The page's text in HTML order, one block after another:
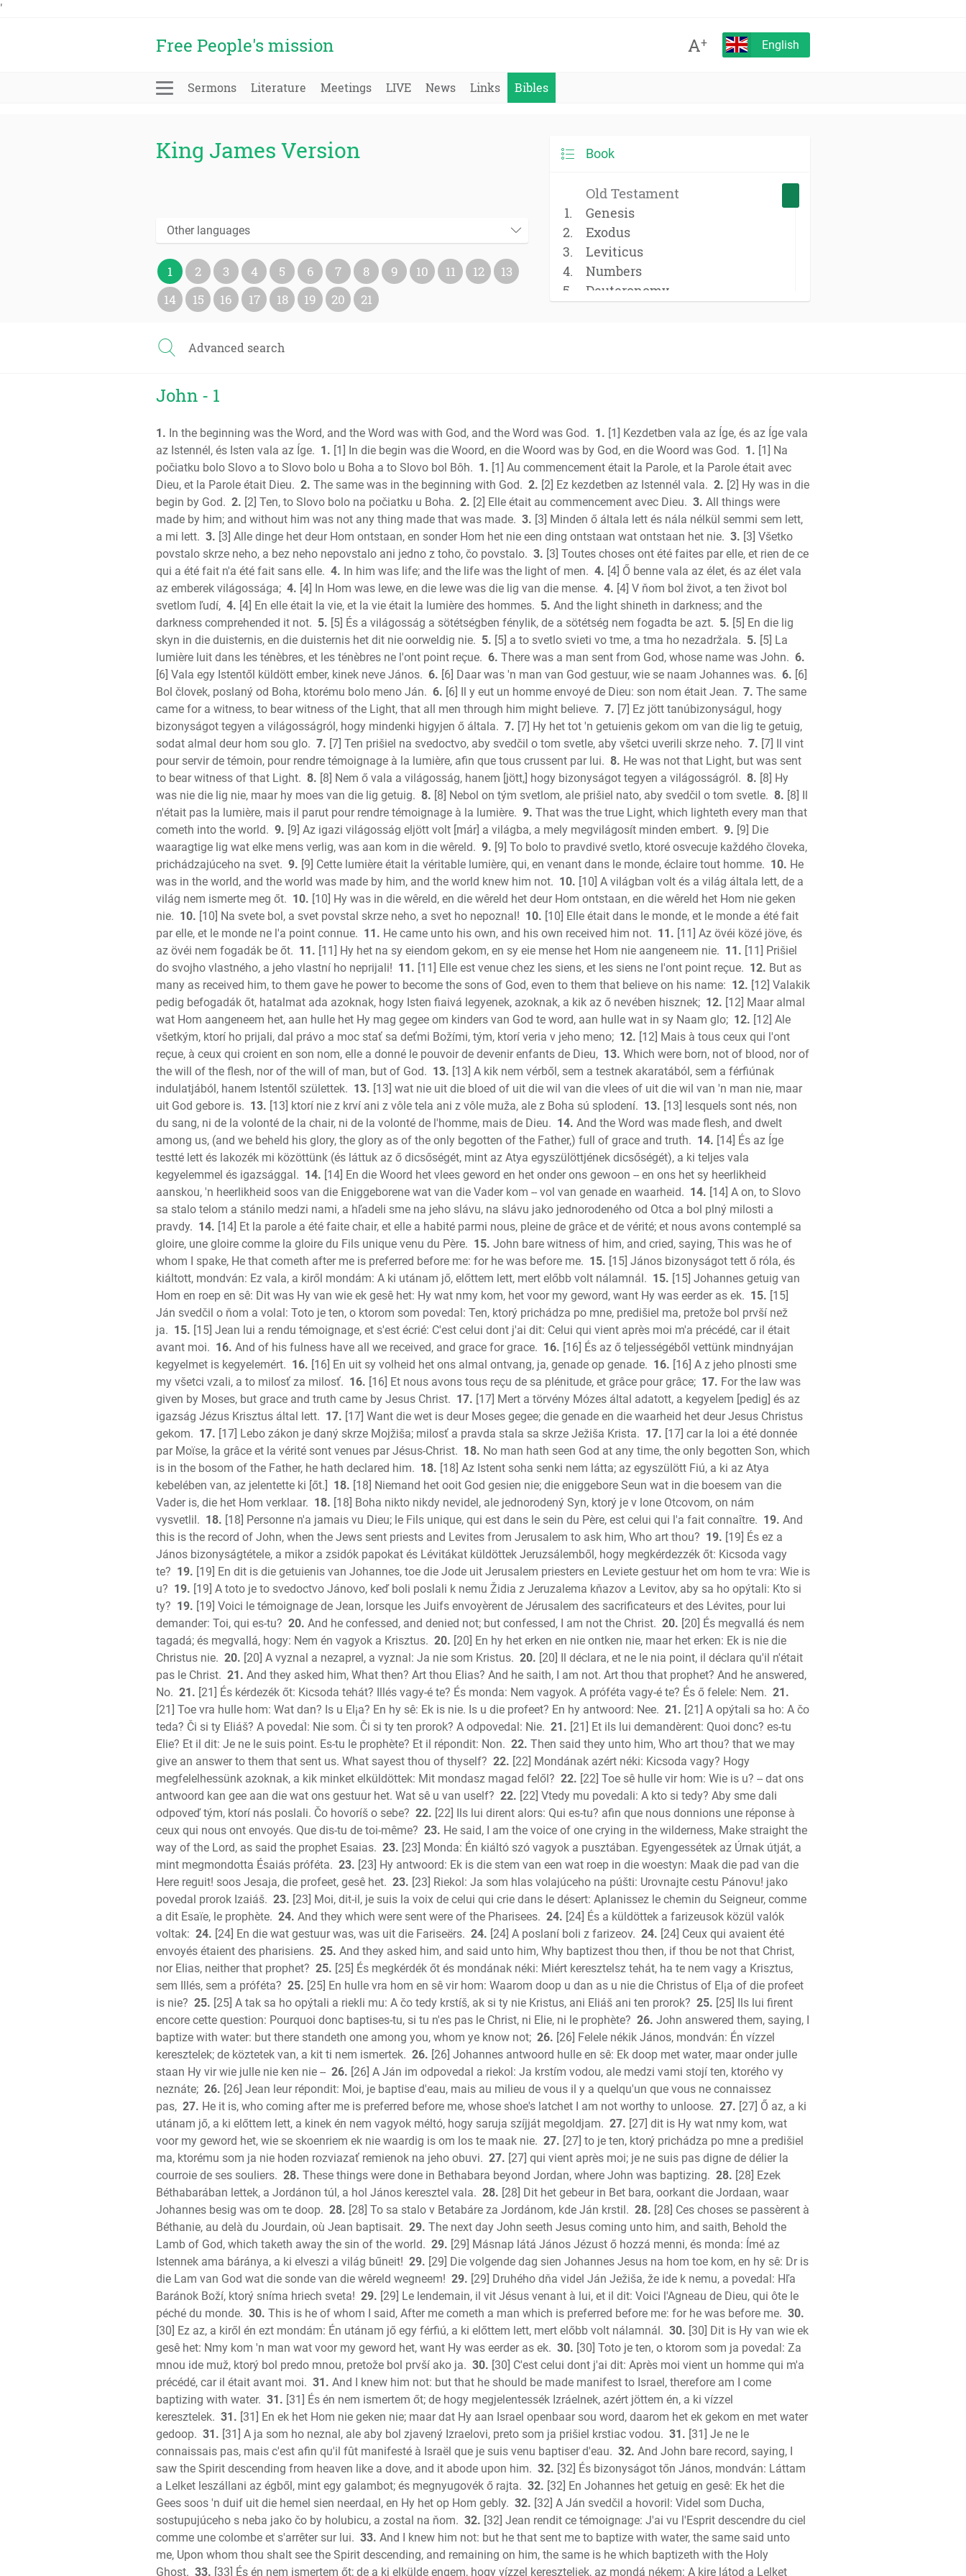
'
Free People's mission A+ English
Sermons Literature Meetings LIVE News Links Bibles
King James Version
Other languages
1 2 3 4 5 6 7 8 9 10 11 12
13
14
15 16 17 18 19 20 21
Book
Old Testament
Genesis
Exodus
Leviticus
Numbers
Deuteronomy
2 Kings
1 Chronicles
2 Chronicles
Ezra
Nehemiah
Esther
Job
Psalms
Proverbs
Ecclesiastes
S of Solomon
Isaiah
Jeremiah
Lamentations
Ezekiel
Daniel
Hosea
Joel
Amos
Obadiah
Jonah
Micah
Nahum
Habakkuk
Zephaniah
Haggai
Zechariah
New Testament
Malachi
Matthew
Mark
Luke
John
Acts
Romans
1 Corinthians
2 Corinthians
Galatians
Ephesians
Phillipians
Colossians
1 Thess.
2 Thess.
1 Timothy
2 Timothy
Titus
Philemon
Hebrews
James
1 Peter
2 Peter
1 John
2 John
3 John
Jude
Revelation
Advanced search
John - 1
1. In the beginning was the Word, and the Word was with God, and the Word was God. 1. [1] Kezdetben vala az Íge, és az Íge vala
az Istennél, és Isten vala az Íge. 1. [1] In die begin was die Woord, en die Woord was by God, en die Woord was God. 1. [1] Na
počiatku bolo Slovo a to Slovo bolo u Boha a to Slovo bol Bôh. 1. [1] Au commencement était la Parole, et la Parole était avec
Dieu, et la Parole était Dieu. 2. The same was in the beginning with God. 2. [2] Ez kezdetben az Istennél vala. 2. [2] Hy was in die
begin by God. 2. [2] Ten, to Slovo bolo na počiatku u Boha. 2. [2] Elle était au commencement avec Dieu. 3. All things were
made by him; and without him was not any thing made that was made. 3. [3] Minden ő általa lett és nála nélkül semmi sem lett,
a mi lett. 3. [3] Alle dinge het deur Hom ontstaan, en sonder Hom het nie een ding ontstaan wat ontstaan het nie. 3. [3] Všetko
povstalo skrze neho, a bez neho nepovstalo ani jedno z toho, čo povstalo. 3. [3] Toutes choses ont été faites par elle, et rien de ce
qui a été fait n'a été fait sans elle. 4. In him was life; and the life was the light of men. 4. [4] Ő benne vala az élet, és az élet vala
az emberek világossága; 4. [4] In Hom was lewe, en die lewe was die lig van die mense. 4. [4] V ňom bol život, a ten život bol
svetlom ľudí, 4. [4] En elle était la vie, et la vie était la lumière des hommes. 5. And the light shineth in darkness; and the
darkness comprehended it not. 5. [5] És a világosság a sötétségben fénylik, de a sötétség nem fogadta be azt. 5. [5] En die lig
skyn in die duisternis, en die duisternis het dit nie oorweldig nie. 5. [5] a to svetlo svieti vo tme, a tma ho nezadržala. 5. [5] La
lumière luit dans les ténèbres, et les ténèbres ne l'ont point reçue. 6. There was a man sent from God, whose name was John. 6.
[6] Vala egy Istentől küldött ember, kinek neve János. 6. [6] Daar was 'n man van God gestuur, wie se naam Johannes was. 6. [6]
Bol človek, poslaný od Boha, ktorému bolo meno Ján. 6. [6] Il y eut un homme envoyé de Dieu: son nom était Jean. 7. The same
came for a witness, to bear witness of the Light, that all men through him might believe. 7. [7] Ez jött tanúbizonyságul, hogy
bizonyságot tegyen a világosságról, hogy mindenki higyjen ő általa. 7. [7] Hy het tot 'n getuienis gekom om van die lig te getuig,
sodat almal deur hom sou glo. 7. [7] Ten prišiel na svedoctvo, aby svedčil o tom svetle, aby všetci uverili skrze neho. 7. [7] Il vint
pour servir de témoin, pour rendre témoignage à la lumière, afin que tous crussent par lui. 8. He was not that Light, but was sent
to bear witness of that Light. 8. [8] Nem ő vala a világosság, hanem [jött,] hogy bizonyságot tegyen a világosságról. 8. [8] Hy
was nie die lig nie, maar hy moes van die lig getuig. 8. [8] Nebol on tým svetlom, ale prišiel nato, aby svedčil o tom svetle. 8. [8] Il
n'était pas la lumière, mais il parut pour rendre témoignage à la lumière. 9. That was the true Light, which lighteth every man that
cometh into the world. 9. [9] Az igazi világosság eljött volt [már] a világba, a mely megvilágosít minden embert. 9. [9] Die
waaragtige lig wat elke mens verlig, was aan kom in die wêreld. 9. [9] To bolo to pravdivé svetlo, ktoré osvecuje každého človeka,
prichádzajúceho na svet. 9. [9] Cette lumière était la véritable lumière, qui, en venant dans le monde, éclaire tout homme. 10. He
was in the world, and the world was made by him, and the world knew him not. 10. [10] A világban volt és a világ általa lett, de a
világ nem ismerte meg őt. 10. [10] Hy was in die wêreld, en die wêreld het deur Hom ontstaan, en die wêreld het Hom nie geken
nie. 10. [10] Na svete bol, a svet povstal skrze neho, a svet ho nepoznal! 10. [10] Elle était dans le monde, et le monde a été fait
par elle, et le monde ne l'a point connue. 11. He came unto his own, and his own received him not. 11. [11] Az övéi közé jöve, és
az övéi nem fogadák be őt. 11. [11] Hy het na sy eiendom gekom, en sy eie mense het Hom nie aangeneem nie. 11. [11] Prišiel
do svojho vlastného, a jeho vlastní ho neprijali! 11. [11] Elle est venue chez les siens, et les siens ne l'ont point reçue. 12. But as
many as received him, to them gave he power to become the sons of God, even to them that believe on his name: 12. [12] Valakik
pedig befogadák őt, hatalmat ada azoknak, hogy Isten fiaivá legyenek, azoknak, a kik az ő nevében hisznek; 12. [12] Maar almal
wat Hom aangeneem het, aan hulle het Hy mag gegee om kinders van God te word, aan hulle wat in sy Naam glo; 12. [12] Ale
všetkým, ktorí ho prijali, dal právo a moc stať sa deťmi Božími, tým, ktorí veria v jeho meno; 12. [12] Mais à tous ceux qui l'ont
reçue, à ceux qui croient en son nom, elle a donné le pouvoir de devenir enfants de Dieu, 13. Which were born, not of blood, nor of
the will of the flesh, nor of the will of man, but of God. 13. [13] A kik nem vérből, sem a testnek akaratából, sem a férfiúnak
indulatjából, hanem Istentől születtek. 13. [13] wat nie uit die bloed of uit die wil van die vlees of uit die wil van 'n man nie, maar
uit God gebore is. 13. [13] ktorí nie z krví ani z vôle tela ani z vôle muža, ale z Boha sú splodení. 13. [13] lesquels sont nés, non
du sang, ni de la volonté de la chair, ni de la volonté de l'homme, mais de Dieu. 14. And the Word was made flesh, and dwelt
among us, (and we beheld his glory, the glory as of the only begotten of the Father,) full of grace and truth. 14. [14] És az Íge
testté lett és lakozék mi közöttünk (és láttuk az ő dicsőségét, mint az Atya egyszülöttjének dicsőségét), a ki teljes vala
kegyelemmel és igazsággal. 14. [14] En die Woord het vlees geword en het onder ons gewoon -- en ons het sy heerlikheid
aanskou, 'n heerlikheid soos van die Eniggeborene wat van die Vader kom -- vol van genade en waarheid. 14. [14] A on, to Slovo
sa stalo telom a stánilo medzi nami, a hľadeli sme na jeho slávu, na slávu jako jednorodeného od Otca a bol plný milosti a
pravdy. 14. [14] Et la parole a été faite chair, et elle a habité parmi nous, pleine de grâce et de vérité; et nous avons contemplé sa
gloire, une gloire comme la gloire du Fils unique venu du Père. 15. John bare witness of him, and cried, saying, This was he of
whom I spake, He that cometh after me is preferred before me: for he was before me. 15. [15] János bizonyságot tett ő róla, és
kiáltott, mondván: Ez vala, a kiről mondám: A ki utánam jő, előttem lett, mert előbb volt nálamnál. 15. [15] Johannes getuig van
Hom en roep en sê: Dit was Hy van wie ek gesê het: Hy wat nmy kom, het voor my geword, want Hy was eerder as ek. 15. [15]
Ján svedčil o ňom a volal: Toto je ten, o ktorom som povedal: Ten, ktorý prichádza po mne, predišiel ma, pretože bol prvší než
ja. 15. [15] Jean lui a rendu témoignage, et s'est écrié: C'est celui dont j'ai dit: Celui qui vient après moi m'a précédé, car il était
avant moi. 16. And of his fulness have all we received, and grace for grace. 16. [16] És az ő teljességéből vettünk mindnyájan
kegyelmet is kegyelemért. 16. [16] En uit sy volheid het ons almal ontvang, ja, genade op genade. 16. [16] A z jeho plnosti sme
my všetci vzali, a to milosť za milosť. 16. [16] Et nous avons tous reçu de sa plénitude, et grâce pour grâce; 17. For the law was
given by Moses, but grace and truth came by Jesus Christ. 17. [17] Mert a törvény Mózes által adatott, a kegyelem [pedig] és az
igazság Jézus Krisztus által lett. 17. [17] Want die wet is deur Moses gegee; die genade en die waarheid het deur Jesus Christus
gekom. 17. [17] Lebo zákon je daný skrze Mojžiša; milosť a pravda stala sa skrze Ježiša Krista. 17. [17] car la loi a été donnée
par Moïse, la grâce et la vérité sont venues par Jésus-Christ. 18. No man hath seen God at any time, the only begotten Son, which
is in the bosom of the Father, he hath declared him. 18. [18] Az Istent soha senki nem látta; az egyszülött Fiú, a ki az Atya
kebelében van, az jelentette ki [őt.] 18. [18] Niemand het ooit God gesien nie; die eniggebore Seun wat in die boesem van die
Vader is, die het Hom verklaar. 18. [18] Boha nikto nikdy nevidel, ale jednorodený Syn, ktorý je v lone Otcovom, on nám
vysvetlil. 18. [18] Personne n'a jamais vu Dieu; le Fils unique, qui est dans le sein du Père, est celui qui l'a fait connaître. 19. And
this is the record of John, when the Jews sent priests and Levites from Jerusalem to ask him, Who art thou? 19. [19] És ez a
János bizonyságtétele, a mikor a zsidók papokat és Lévitákat küldöttek Jeruzsálemből, hogy megkérdezzék őt: Kicsoda vagy
te? 19. [19] En dit is die getuienis van Johannes, toe die Jode uit Jerusalem priesters en Leviete gestuur het om hom te vra: Wie is
u? 19. [19] A toto je to svedoctvo Jánovo, keď boli poslali k nemu Židia z Jeruzalema kňazov a Levitov, aby sa ho opýtali: Kto si
ty? 19. [19] Voici le témoignage de Jean, lorsque les Juifs envoyèrent de Jérusalem des sacrificateurs et des Lévites, pour lui
demander: Toi, qui es-tu? 20. And he confessed, and denied not; but confessed, I am not the Christ. 20. [20] És megvallá és nem
tagadá; és megvallá, hogy: Nem én vagyok a Krisztus. 20. [20] En hy het erken en nie ontken nie, maar het erken: Ek is nie die
Christus nie. 20. [20] A vyznal a nezaprel, a vyznal: Ja nie som Kristus. 20. [20] Il déclara, et ne le nia point, il déclara qu'il n'était
pas le Christ. 21. And they asked him, What then? Art thou Elias? And he saith, I am not. Art thou that prophet? And he answered,
No. 21. [21] És kérdezék őt: Kicsoda tehát? Illés vagy-é te? És monda: Nem vagyok. A próféta vagy-é te? És ő felele: Nem. 21.
[21] Toe vra hulle hom: Wat dan? Is u El¡a? En hy sê: Ek is nie. Is u die profeet? En hy antwoord: Nee. 21. [21] A opýtali sa ho: A čo
teda? Či si ty Eliáš? A povedal: Nie som. Či si ty ten prorok? A odpovedal: Nie. 21. [21] Et ils lui demandèrent: Quoi donc? es-tu
Elie? Et il dit: Je ne le suis point. Es-tu le prophète? Et il répondit: Non. 22. Then said they unto him, Who art thou? that we may
give an answer to them that sent us. What sayest thou of thyself? 22. [22] Mondának azért néki: Kicsoda vagy? Hogy
megfelelhessünk azoknak, a kik minket elküldöttek: Mit mondasz magad felől? 22. [22] Toe sê hulle vir hom: Wie is u? -- dat ons
antwoord kan gee aan die wat ons gestuur het. Wat sê u van uself? 22. [22] Vtedy mu povedali: A kto si tedy? Aby sme dali
odpoveď tým, ktorí nás poslali. Čo hovoríš o sebe? 22. [22] Ils lui dirent alors: Qui es-tu? afin que nous donnions une réponse à
ceux qui nous ont envoyés. Que dis-tu de toi-même? 23. He said, I am the voice of one crying in the wilderness, Make straight the
way of the Lord, as said the prophet Esaias. 23. [23] Monda: Én kiáltó szó vagyok a pusztában. Egyengessétek az Úrnak útját, a
mint megmondotta Ésaiás próféta. 23. [23] Hy antwoord: Ek is die stem van een wat roep in die woestyn: Maak die pad van die
Here reguit! soos Jesaja, die profeet, gesê het. 23. [23] Riekol: Ja som hlas volajúceho na púšti: Urovnajte cestu Pánovu! jako
povedal prorok Izaiáš. 23. [23] Moi, dit-il, je suis la voix de celui qui crie dans le désert: Aplanissez le chemin du Seigneur, comme
a dit Esaïe, le prophète. 24. And they which were sent were of the Pharisees. 24. [24] És a küldöttek a farizeusok közül valók
voltak: 24. [24] En die wat gestuur was, was uit die Fariseërs. 24. [24] A poslaní boli z farizeov. 24. [24] Ceux qui avaient été
envoyés étaient des pharisiens. 25. And they asked him, and said unto him, Why baptizest thou then, if thou be not that Christ,
nor Elias, neither that prophet? 25. [25] És megkérdék őt és mondának néki: Miért keresztelsz tehát, ha te nem vagy a Krisztus,
sem Illés, sem a próféta? 25. [25] En hulle vra hom en sê vir hom: Waarom doop u dan as u nie die Christus of El¡a of die profeet
is nie? 25. [25] A tak sa ho opýtali a riekli mu: A čo tedy krstíš, ak si ty nie Kristus, ani Eliáš ani ten prorok? 25. [25] Ils lui firent
encore cette question: Pourquoi donc baptises-tu, si tu n'es pas le Christ, ni Elie, ni le prophète? 26. John answered them, saying, I
baptize with water: but there standeth one among you, whom ye know not; 26. [26] Felele nékik János, mondván: Én vízzel
keresztelek; de köztetek van, a kit ti nem ismertek. 26. [26] Johannes antwoord hulle en sê: Ek doop met water, maar onder julle
staan Hy vir wie julle nie ken nie -- 26. [26] A Ján im odpovedal a riekol: Ja krstím vodou, ale medzi vami stojí ten, ktorého vy
neznáte; 26. [26] Jean leur répondit: Moi, je baptise d'eau, mais au milieu de vous il y a quelqu'un que vous ne connaissez
pas, 27. He it is, who coming after me is preferred before me, whose shoe's latchet I am not worthy to unloose. 27. [27] Ő az, a ki
utánam jő, a ki előttem lett, a kinek én nem vagyok méltó, hogy saruja szíjját megoldjam. 27. [27] dit is Hy wat nmy kom, wat
voor my geword het, wie se skoenriem ek nie waardig is om los te maak nie. 27. [27] to je ten, ktorý prichádza po mne a predišiel
ma, ktorému som ja nie hoden rozviazať remienok na jeho obuvi. 27. [27] qui vient après moi; je ne suis pas digne de délier la
courroie de ses souliers. 28. These things were done in Bethabara beyond Jordan, where John was baptizing. 28. [28] Ezek
Béthabarában lettek, a Jordánon túl, a hol János keresztel vala. 28. [28] Dit het gebeur in Bet bara, oorkant die Jordaan, waar
Johannes besig was om te doop. 28. [28] To sa stalo v Betabáre za Jordánom, kde Ján krstil. 28. [28] Ces choses se passèrent à
Béthanie, au delà du Jourdain, où Jean baptisait. 29. The next day John seeth Jesus coming unto him, and saith, Behold the
Lamb of God, which taketh away the sin of the world. 29. [29] Másnap látá János Jézust ő hozzá menni, és monda: Ímé az
Istennek ama báránya, a ki elveszi a világ bűneit! 29. [29] Die volgende dag sien Johannes Jesus na hom toe kom, en hy sê: Dr is
die Lam van God wat die sonde van die wêreld wegneem! 29. [29] Druhého dňa videl Ján Ježiša, že ide k nemu, a povedal: Hľa
Baránok Boží, ktorý sníma hriech sveta! 29. [29] Le lendemain, il vit Jésus venant à lui, et il dit: Voici l'Agneau de Dieu, qui ôte le
péché du monde. 30. This is he of whom I said, After me cometh a man which is preferred before me: for he was before me. 30.
[30] Ez az, a kiről én ezt mondám: Én utánam jő egy férfiú, a ki előttem lett, mert előbb volt nálamnál. 30. [30] Dit is Hy van wie ek
gesê het: Nmy kom 'n man wat voor my geword het, want Hy was eerder as ek. 30. [30] Toto je ten, o ktorom som ja povedal: Za
mnou ide muž, ktorý bol predo mnou, pretože bol prvší ako ja. 30. [30] C'est celui dont j'ai dit: Après moi vient un homme qui m'a
précédé, car il était avant moi. 31. And I knew him not: but that he should be made manifest to Israel, therefore am I come
baptizing with water. 31. [31] És én nem ismertem őt; de hogy megjelentessék Izráelnek, azért jöttem én, a ki vízzel
keresztelek. 31. [31] En ek het Hom nie geken nie; maar dat Hy aan Israel openbaar sou word, daarom het ek gekom en met water
gedoop. 31. [31] A ja som ho neznal, ale aby bol zjavený Izraelovi, preto som ja prišiel krstiac vodou. 31. [31] Je ne le
connaissais pas, mais c'est afin qu'il fût manifesté à Israël que je suis venu baptiser d'eau. 32. And John bare record, saying, I
saw the Spirit descending from heaven like a dove, and it abode upon him. 32. [32] És bizonyságot tőn János, mondván: Láttam
a Lelket leszállani az égből, mint egy galambot; és megnyugovék ő rajta. 32. [32] En Johannes het getuig en gesê: Ek het die
Gees soos 'n duif uit die hemel sien neerdaal, en Hy het op Hom gebly. 32. [32] A Ján svedčil a hovoril: Videl som Ducha,
sostupujúceho s neba jako čo by holubicu, a zostal na ňom. 32. [32] Jean rendit ce témoignage: J'ai vu l'Esprit descendre du ciel
comme une colombe et s'arrêter sur lui. 33. And I knew him not: but he that sent me to baptize with water, the same said unto
me, Upon whom thou shalt see the Spirit descending, and remaining on him, the same is he which baptizeth with the Holy
Ghost. 33. [33] És én nem ismertem őt; de a ki elkülde engem, hogy vízzel kereszteljek, az mondá nékem: A kire látod a Lelket